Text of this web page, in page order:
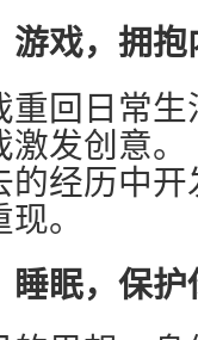
游戏，拥
回日常生
发创意。
的经历中
。
睡眠，保